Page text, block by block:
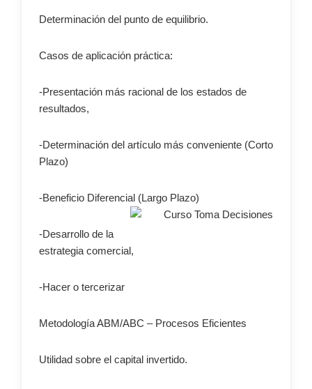
Determinación del punto de equilibrio.
Casos de aplicación práctica:
-Presentación más racional de los estados de
resultados,
-Determinación del artículo más conveniente (Corto
Plazo)
-Beneficio Diferencial (Largo Plazo)
-Desarrollo de la
estrategia comercial,
-Hacer o tercerizar
Metodología ABM/ABC – Procesos Eficientes
Utilidad sobre el capital invertido.